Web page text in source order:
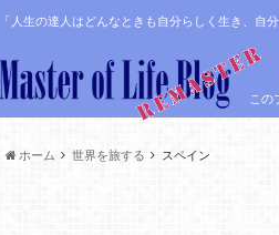
「人生の達人はどんなときも自分らしく生き、自
この
ホーム 世界を旅する スペイン